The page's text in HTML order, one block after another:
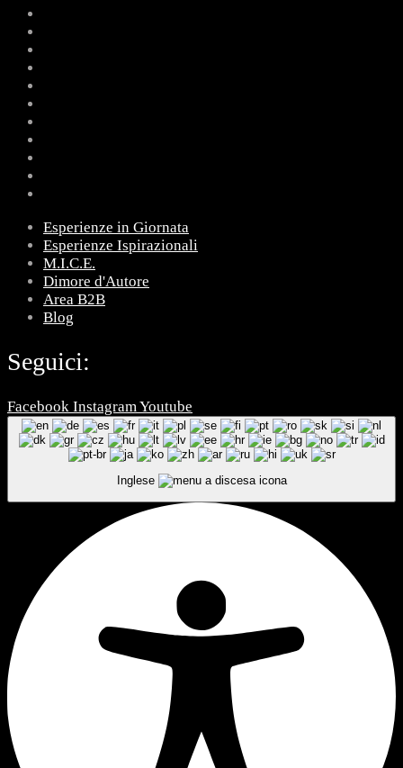
Esperienze in Giornata
Esperienze Ispirazionali
M.I.C.E.
Dimore d'Autore
Area B2B
Blog
Seguici:
Facebook Instagram Youtube
Inglese